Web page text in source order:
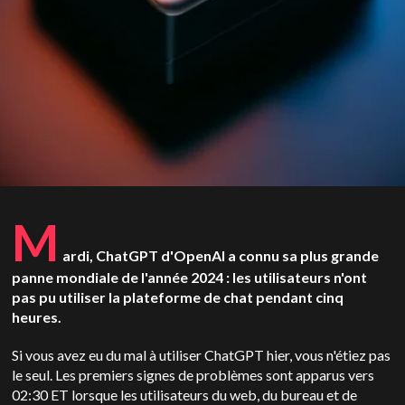
M ardi, ChatGPT d'OpenAI a connu sa plus grande
panne mondiale de l'année 2024 : les utilisateurs n'ont
pas pu utiliser la plateforme de chat pendant cinq
heures.
Si vous avez eu du mal à utiliser ChatGPT hier, vous n'étiez pas
le seul. Les premiers signes de problèmes sont apparus vers
02:30 ET lorsque les utilisateurs du web, du bureau et de